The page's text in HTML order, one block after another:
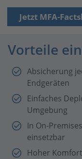
Jetzt MFA-
Vorteile
Absicherung
Endgeräten
Einfaches
Umgebung
In On-
einsetzbar
Hoher